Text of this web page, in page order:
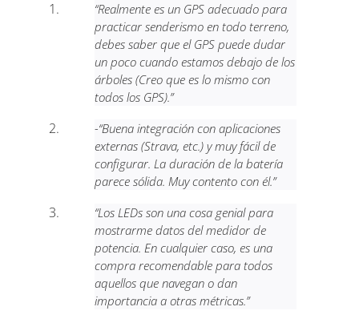
“Realmente es un GPS adecuado para
practicar senderismo en todo terreno,
debes saber que el GPS puede dudar
un poco cuando estamos debajo de los
árboles (Creo que es lo mismo con
todos los GPS).”
-“Buena integración con aplicaciones
externas (Strava, etc.) y muy fácil de
configurar. La duración de la batería
parece sólida. Muy contento con él.”
“Los LEDs son una cosa genial para
mostrarme datos del medidor de
potencia. En cualquier caso, es una
compra recomendable para todos
aquellos que navegan o dan
importancia a otras métricas.”